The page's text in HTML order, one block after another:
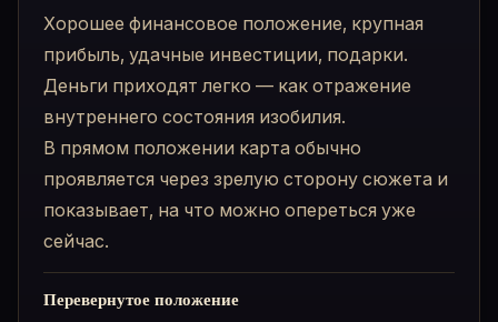
Хорошее финансовое положение, крупная
прибыль, удачные инвестиции, подарки.
Деньги приходят легко — как отражение
внутреннего состояния изобилия.
В прямом положении карта обычно
проявляется через зрелую сторону сюжета и
показывает, на что можно опереться уже
сейчас.
Перевернутое положение